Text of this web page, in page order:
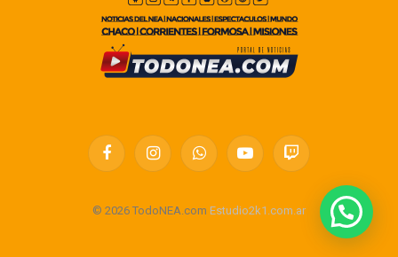
FacebookInstagramWhatsAppYouTubeTwitch
© 2026 TodoNEA.com Estudio2k1.com.ar